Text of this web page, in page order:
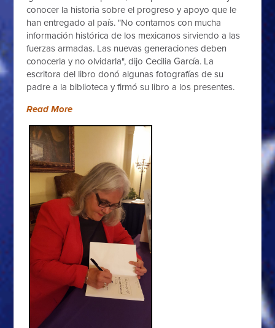
conocer la historia sobre el progreso y apoyo que le
han entregado al país. "No contamos con mucha
información histórica de los mexicanos sirviendo a las
fuerzas armadas. Las nuevas generaciones deben
conocerla y no olvidarla", dijo Cecilia García. La
escritora del libro donó algunas fotografías de su
padre a la biblioteca y firmó su libro a los presentes.
Read More